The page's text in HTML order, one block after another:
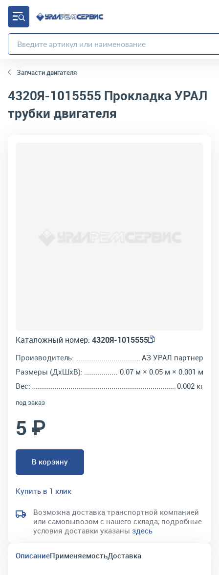
Запчасти двигателя
4320Я-1015555 Прокладка УРАЛ
трубки двигателя
Каталожный номер: 4320Я-1015555
Производитель:
АЗ УРАЛ партнер
Размеры (ДхШхВ):
0.07 м × 0.05 м × 0.001 м
Вес:
0.002 кг
под заказ
5 ₽
В корзину
Купить в 1 клик
Возможна доставка транспортной компанией
или самовывозом с нашего склада, подробные
условия доставки указаны здесь
ОписаниеПрименяемостьДоставка